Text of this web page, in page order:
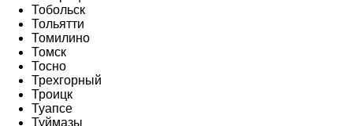
Тобольск
Тольятти
Томилино
Томск
Тосно
Трехгорный
Троицк
Туапсе
Туймазы